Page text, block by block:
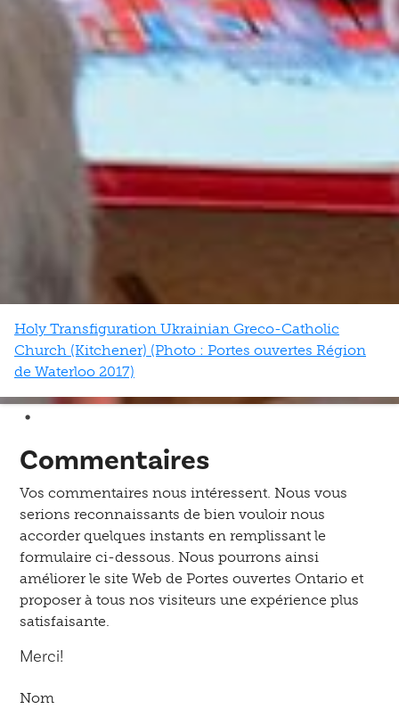
Holy Transfiguration Ukrainian Greco-Catholic
Church (Kitchener) (Photo : Portes ouvertes Région
de Waterloo 2017)
Commentaires
Vos commentaires nous intéressent. Nous vous
serions reconnaissants de bien vouloir nous
accorder quelques instants en remplissant le
formulaire ci-dessous. Nous pourrons ainsi
améliorer le site Web de Portes ouvertes Ontario et
proposer à tous nos visiteurs une expérience plus
satisfaisante.
Merci!
Nom